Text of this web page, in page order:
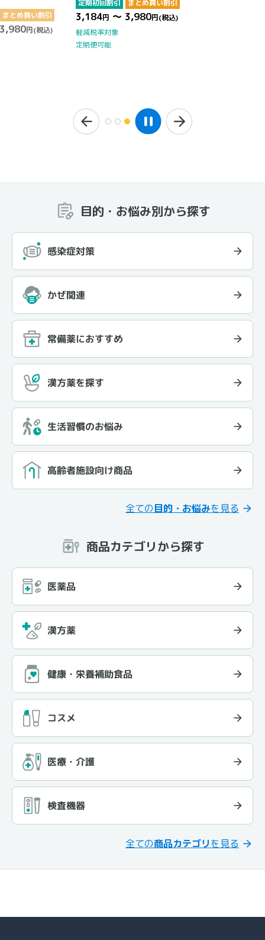
まとめ買い割引
円(税込)
定期初回割引 まとめ買い割引
3,184円 ～ 3,980円(税込)
軽減税率対象
定期便可能
目的・お悩み別から探す
感染症対策
かぜ関連
常備薬におすすめ
漢方薬を探す
生活習慣のお悩み
高齢者施設向け商品
全ての目的・お悩みを見る
商品カテゴリから探す
医薬品
漢方薬
健康・栄養補助食品
コスメ
医療・介護
検査機器
全ての商品カテゴリを見る